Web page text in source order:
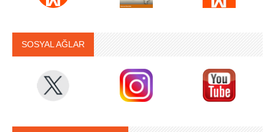
SOSYAL AĞLAR